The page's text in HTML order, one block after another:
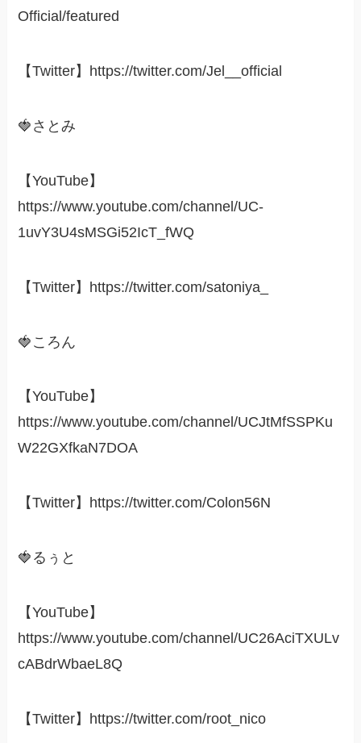
Official/featured
【Twitter】https://twitter.com/Jel__official
🍓さとみ
【YouTube】
https://www.youtube.com/channel/UC-
1uvY3U4sMSGi52IcT_fWQ
【Twitter】https://twitter.com/satoniya_
🍓ころん
【YouTube】
https://www.youtube.com/channel/UCJtMfSSPKu
W22GXfkaN7DOA
【Twitter】https://twitter.com/Colon56N
🍓るぅと
【YouTube】
https://www.youtube.com/channel/UC26AciTXULv
cABdrWbaeL8Q
【Twitter】https://twitter.com/root_nico